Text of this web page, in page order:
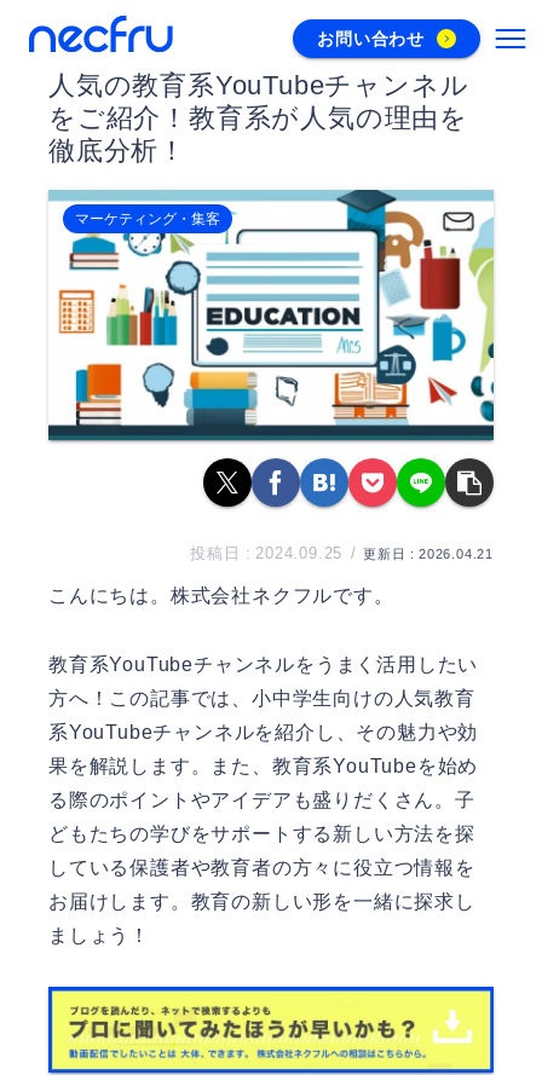
お問い合わせ
人気の教育系YouTubeチャンネル
をご紹介！教育系が人気の理由を
徹底分析！
マーケティング・集客
2024.09.25 2026.04.21
こんにちは。 株式会社ネクフルです。
教育系YouTubeチャンネルをうまく活用したい
方へ！この記事では、小中学生向けの人気教育
系YouTubeチャンネルを紹介し、その魅力や効
果を解説します。また、教育系YouTubeを始め
る際のポイントやアイデアも盛りだくさん。子
どもたちの学びをサポートする新しい方法を探
している保護者や教育者の方々に役立つ情報を
お届けします。教育の新しい形を一緒に探求し
ましょう！